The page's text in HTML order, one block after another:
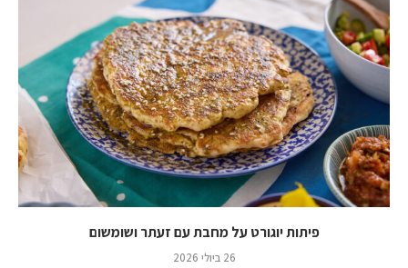
פיתות יוגורט על מחבת עם זעתר ושומשום
26 ביולי 2026